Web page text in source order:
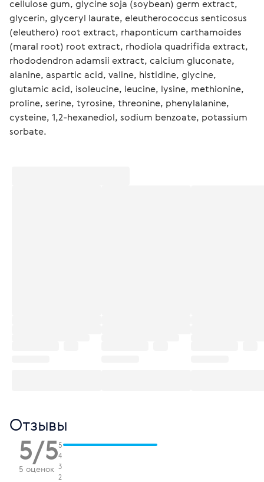
cellulose gum, glycine soja (soybean) germ extract,
glycerin, glyceryl laurate, eleutherococcus senticosus
(eleuthero) root extract, rhaponticum carthamoides
(maral root) root extract, rhodiola quadrifida extract,
rhododendron adamsii extract, calcium gluconate,
alanine, aspartic acid, valine, histidine, glycine,
glutamic acid, isoleucine, leucine, lysine, methionine,
proline, serine, tyrosine, threonine, phenylalanine,
cysteine, 1,2-hexanediol, sodium benzoate, potassium
sorbate.
Отзывы
5/5
5 оценок
5
4
3
2